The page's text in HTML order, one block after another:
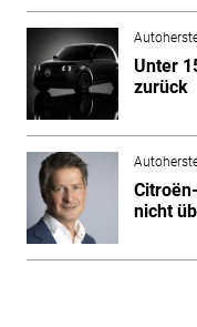
Unter
zurück
nicht